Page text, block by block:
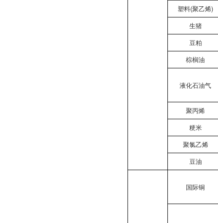
塑料(聚乙烯)
生猪
豆粕
棕榈油
液化石油气
聚丙烯
粳米
聚氯乙烯
豆油
国际铜